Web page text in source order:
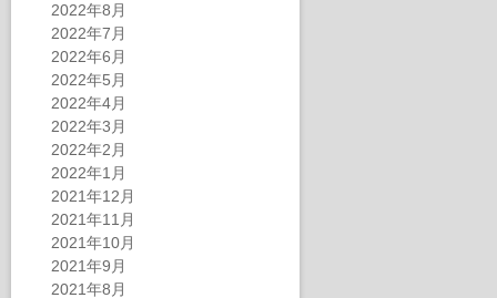
2022年8月
2022年7月
2022年6月
2022年5月
2022年4月
2022年3月
2022年2月
2022年1月
2021年12月
2021年11月
2021年10月
2021年9月
2021年8月